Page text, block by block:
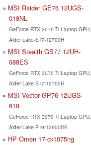
MSI Raider GE76 12UGS-
018NL
GeForce RTX 3070 Ti Laptop GPU,
Alder Lake-S i7-12700H
MSI Stealth GS77 12UH-
088ES
GeForce RTX 3070 Ti Laptop GPU,
Alder Lake-S i7-12700H
MSI Vector GP76 12UGS-
618
GeForce RTX 3070 Ti Laptop GPU,
Alder Lake-P i9-12900HK
HP Omen 17-ck1075ng